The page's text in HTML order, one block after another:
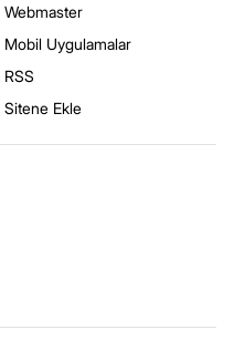
Webmaster
Mobil Uygulamalar
RSS
Sitene Ekle